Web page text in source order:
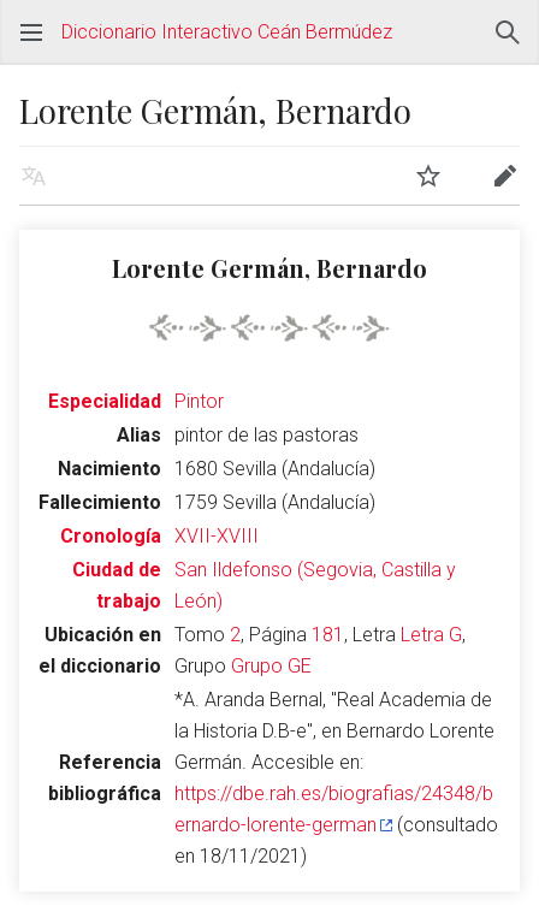
Abrir menú principal
Diccionario Interactivo Ceán Bermúdez
Lorente Germán, Bernardo
Leer Vigilar
Lorente Germán, Bernardo
Especialidad
Pintor
Alias
pintor de las pastoras
Nacimiento
1680 Sevilla (Andalucía)
Fallecimiento
1759 Sevilla (Andalucía)
Cronología XVII-XVIII
Ciudad de
trabajo
San Ildefonso (Segovia, Castilla y
León)
Ubicación en
el diccionario
Tomo 2, Página 181 , Letra Letra G,
Grupo Grupo GE
Referencia
bibliográfica
*A. Aranda Bernal, "Real Academia de
la Historia D.B-e", en Bernardo Lorente
Germán. Accesible en:
https://dbe.rah.es/biografias/24348/b
ernardo-lorente-german
(consultado
en 18/11/2021)